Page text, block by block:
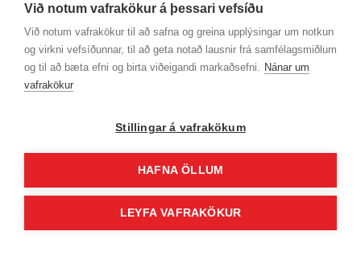
Við notum vafrakökur á þessari vefsíðu
Við notum vafrakökur til að safna og greina upplýsingar um notkun
og virkni vefsíðunnar, til að geta notað lausnir frá samfélagsmiðlum
og til að bæta efni og birta viðeigandi markaðsefni. Nánar um
vafrakökur
Stillingar á vafrakökum
HAFNA ÖLLUM
LEYFA VAFRAKÖKUR
VIÐ ERUM Á FACEBOOK
LAUS STÖRF HJÁ BRIMBORG
© Höfundarréttur Brimborg | Persónuvernd|Skilmálar